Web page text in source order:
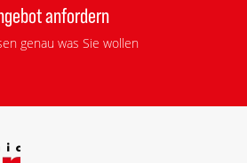
anfordern
genau was Sie wollen